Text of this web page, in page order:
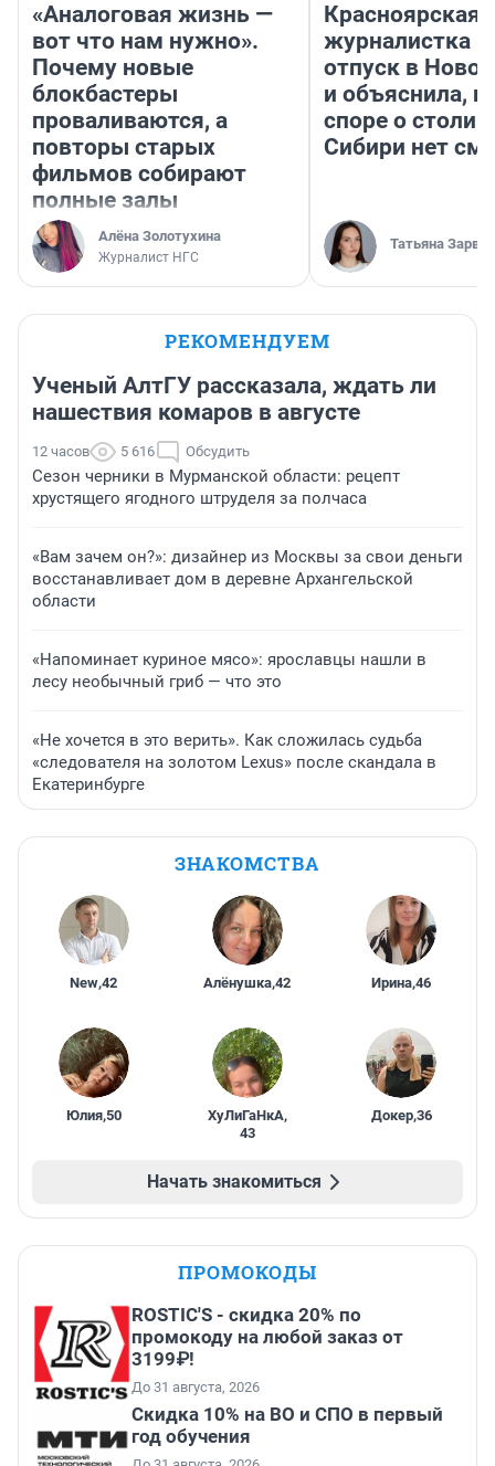
«Аналоговая жизнь —
вот что нам нужно».
Почему новые
блокбастеры
проваливаются, а
повторы старых
фильмов собирают
полные залы
Алёна Золотухина
Журналист НГС
Красноярская
журналистка
отпуск в
и объяснила,
споре о
Сибири нет
Татьяна Зарва
РЕКОМЕНДУЕМ
Ученый АлтГУ рассказала, ждать ли
нашествия комаров в августе
12 часов 5 616 Обсудить
Сезон черники в Мурманской области: рецепт
хрустящего ягодного штруделя за полчаса
«Вам зачем он?»: дизайнер из Москвы за свои деньги
восстанавливает дом в деревне Архангельской
области
«Напоминает куриное мясо»: ярославцы нашли в
лесу необычный гриб — что это
«Не хочется в это верить». Как сложилась судьба
«следователя на золотом Lexus» после скандала в
Екатеринбурге
ЗНАКОМСТВА
New,42 Алёнушка,42 Ирина,46
Юлия,50 ХуЛиГаНкА,
43
Докер,36
Начать знакомиться
ПРОМОКОДЫ
ROSTIC'S - скидка 20% по
промокоду на любой заказ от
3199₽!
До 31 августа, 2026
Скидка 10% на ВО и СПО в первый
год обучения